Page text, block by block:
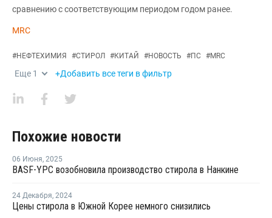
сравнению с соответствующим периодом годом ранее.
MRC
#НЕФТЕХИМИЯ #СТИРОЛ #КИТАЙ #НОВОСТЬ #ПС #MRC
Еще 1 +Добавить все теги в фильтр
Похожие новости
06 Июня, 2025
BASF-YPC возобновила производство стирола в Нанкине
24 Декабря, 2024
Цены стирола в Южной Корее немного снизились